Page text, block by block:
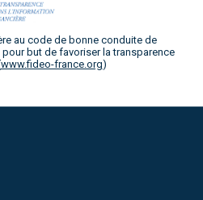
au code de bonne conduite de
pour but de favoriser la transparence
www.fideo-france.org)